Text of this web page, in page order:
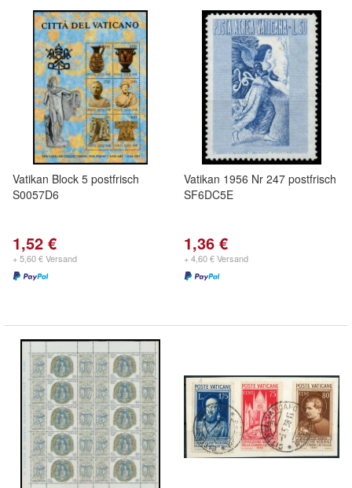
Vatikan Block 5 postfrisch
S0057D6
1,52 €
+ 5,60 € Versand
Vatikan 1956 Nr 247 postfrisch
SF6DC5E
1,36 €
+ 4,60 € Versand